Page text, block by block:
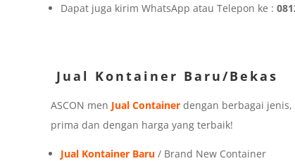
Dapat juga kirim WhatsApp atau Telepon ke :
Jual Kontainer Baru/Bekas
ASCON men Jual Containerdengan berbagai
prima dan dengan harga yang terbaik!
Jual Kontainer Baru/ Brand New Container